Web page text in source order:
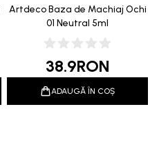
Artdeco Baza de Machiaj Ochi
01 Neutral 5ml
38.9RON
ADAUGĂ ÎN COȘ